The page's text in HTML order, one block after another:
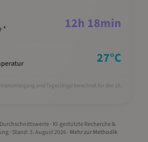
* 12h 18min
27°C
und Tageslänge berechnet für den 15.
· KI-gestützte Recherche &
· Stand: 3. August 2026· Mehr zur Methodik